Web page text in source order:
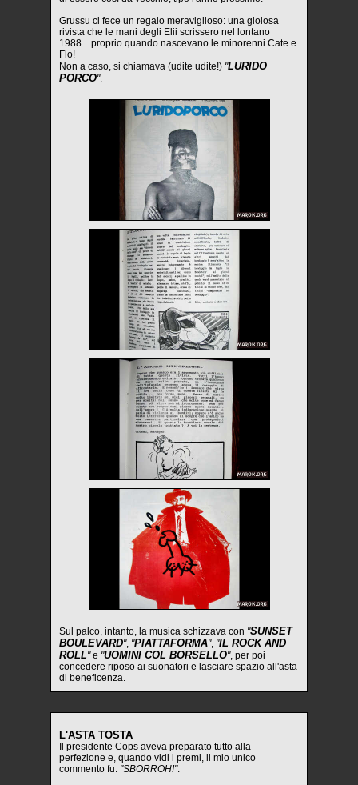
Grussu ci fece un regalo meraviglioso: una gioiosa
rivista che le mani degli Elii scrissero nel lontano
1988... proprio quando nascevano le minorenni Cate e
Flo!
Non a caso, si chiamava (udite udite!) "LURIDO
PORCO".
Sul palco, intanto, la musica schizzava con "SUNSET
BOULEVARD", "PIATTAFORMA", "IL ROCK AND
ROLL"e "UOMINI COL BORSELLO", per poi
concedere riposo ai suonatori e lasciare spazio all'asta
di beneficenza.
L'ASTA TOSTA
Il presidente Cops aveva preparato tutto alla
perfezione e, quando vidi i premi, il mio unico
commento fu: "SBORROH!".